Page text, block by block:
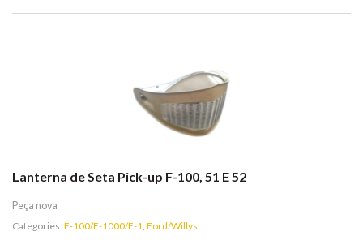
Lanterna de Seta Pick-up F-100, 51 E 52
Peça nova
Categories: F-100/F-1000/F-1, Ford/Willys